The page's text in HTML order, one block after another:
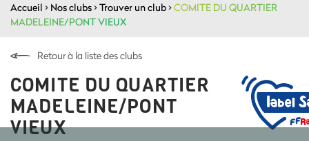
Accueil > Nos clubs>Trouver un club>COMITE DU QUARTIER
MADELEINE/PONT VIEUX
Retour à la liste des clubs
COMITE DU QUARTIER
MADELEINE/PONT
VIEUX